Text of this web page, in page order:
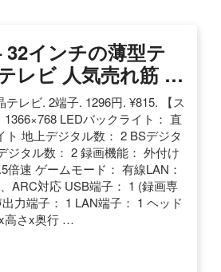
インチの薄型テ
レビ 人気売れ筋 …
レビ. 2端子. 1296円. ¥815. 【ス
LEDバックライト： 直
ト 地上デジタル数： 2 BSデジタ
ジタル数： 2 録画機能： 外付け
倍速 ゲームモード： 有線LAN：
ARC対応 USB端子： 1 (録画専
力端子： 1 LAN端子： 1 ヘッド
高さx奥行 …